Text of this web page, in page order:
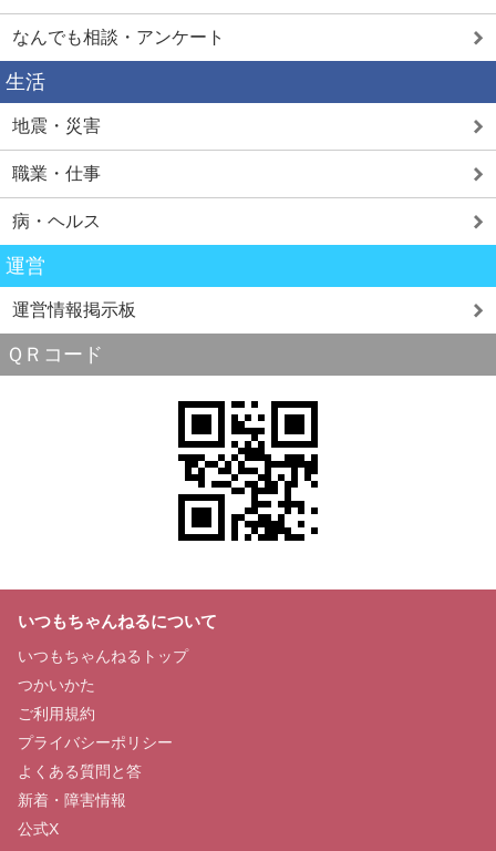
なんでも相談・アンケート
生活
地震・災害
職業・仕事
病・ヘルス
運営
運営情報掲示板
ＱＲコード
いつもちゃんねるについて
いつもちゃんねるトップ
つかいかた
ご利用規約
プライバシーポリシー
よくある質問と答
新着・障害情報
公式X